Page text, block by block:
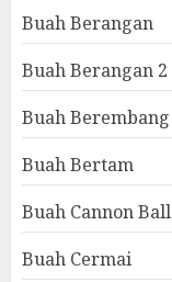
Buah Berangan
Buah Berangan 2
Buah Berembang
Buah Bertam
Buah Cannon Ball
Buah Cermai